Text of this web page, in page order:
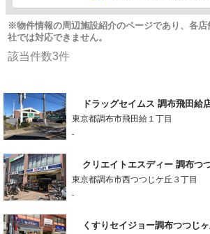
※物件情報の周辺施設紹介のページであり、各店
社では対応できません。
該当件数3件
ドラッグセイムス 調布飛田給
東京都調布市飛田給１丁目
-
クリエイトエスディー 調布つ
東京都調布市西つつじケ丘３丁目
-
くすりセイジョー調布つつじ